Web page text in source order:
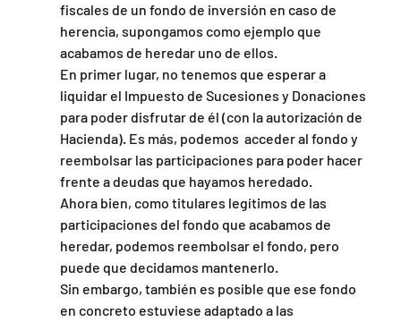
fiscales de un fondo de inversión en caso de
herencia, supongamos como ejemplo que
acabamos de heredar uno de ellos.
En primer lugar, no tenemos que esperar a
liquidar el Impuesto de Sucesiones y Donaciones
para poder disfrutar de él (con la autorización de
Hacienda). Es más, podemos  acceder al fondo y
reembolsar las participaciones para poder hacer
frente a deudas que hayamos heredado.
Ahora bien, como titulares legítimos de las
participaciones del fondo que acabamos de
heredar, podemos reembolsar el fondo, pero
puede que decidamos mantenerlo.
Sin embargo, también es posible que ese fondo
en concreto estuviese adaptado a las